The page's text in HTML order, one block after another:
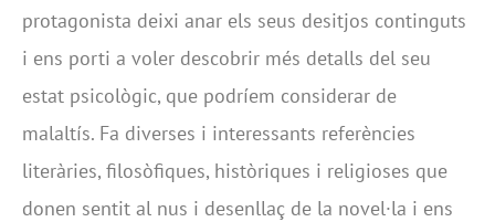
protagonista deixi anar els seus desitjos continguts
i ens porti a voler descobrir més detalls del seu
estat psicològic, que podríem considerar de
malaltís. Fa diverses i interessants referències
literàries, filosòfiques, històriques i religioses que
donen sentit al nus i desenllaç de la novel·la i ens